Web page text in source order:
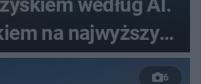
na najwyższy
Świętokrzyskich
6